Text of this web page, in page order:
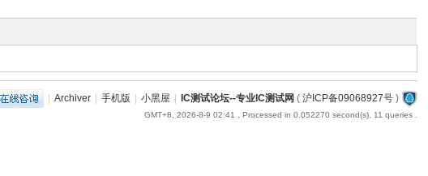
| Archiver | 手机版 | 小黑屋 | IC测试论坛--专业IC测试网 ( 沪ICP备09068927号)
GMT+8, 2026-8-9 02:41 , Processed in 0.052270 second(s), 11 queries .